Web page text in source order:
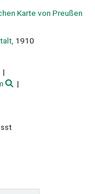
Karte von Preußen
1910